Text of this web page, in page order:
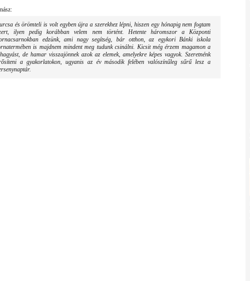
és örömteli is volt egyben újra a szerekhez lépni, hiszen egy hónapig nem fogtam
ilyen pedig korábban velem nem történt. Hetente háromszor a Központi
edzünk, ami nagy segítség, bár otthon, az egykori Bánki iskola
is majdnem mindent meg tudunk csinálni. Kicsit még érzem magamon a
de hamar visszajönnek azok az elemek, amelyekre képes vagyok. Szeretnénk
a gyakorlatokon, ugyanis az év második felében valószínűleg sűrű lesz a